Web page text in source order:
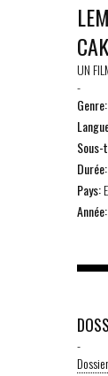
UN
-
Genre:
Durée:
Pays:
Année:
-